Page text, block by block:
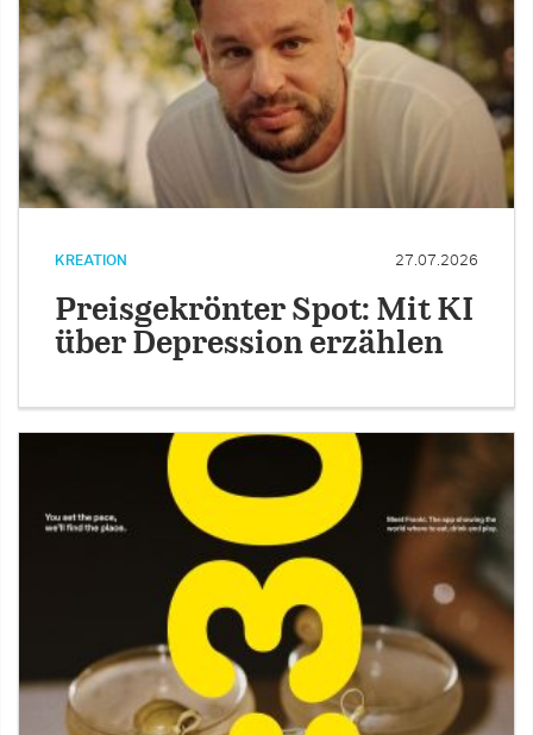
KREATION 27.07.2026
Preisgekrönter Spot: Mit KI
über Depression erzählen